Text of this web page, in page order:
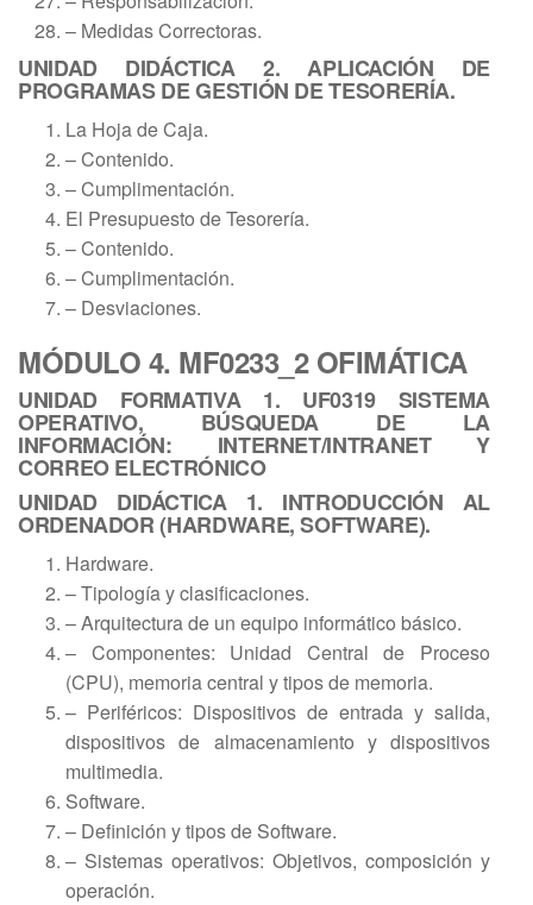
– Medidas Correctoras.
UNIDAD DIDÁCTICA 2. APLICACIÓN DE
PROGRAMAS DE GESTIÓN DE TESORERÍA.
La Hoja de Caja.
– Contenido.
– Cumplimentación.
El Presupuesto de Tesorería.
– Contenido.
– Cumplimentación.
– Desviaciones.
MÓDULO 4. MF0233_2 OFIMÁTICA
UNIDAD FORMATIVA 1. UF0319 SISTEMA
OPERATIVO, BÚSQUEDA DE LA
INFORMACIÓN: INTERNET/INTRANET Y
CORREO ELECTRÓNICO
UNIDAD DIDÁCTICA 1. INTRODUCCIÓN AL
ORDENADOR (HARDWARE, SOFTWARE).
Hardware.
– Tipología y clasificaciones.
– Arquitectura de un equipo informático básico.
– Componentes: Unidad Central de Proceso
(CPU), memoria central y tipos de memoria.
– Periféricos: Dispositivos de entrada y salida,
dispositivos de almacenamiento y dispositivos
multimedia.
Software.
– Definición y tipos de Software.
– Sistemas operativos: Objetivos, composición y
operación.